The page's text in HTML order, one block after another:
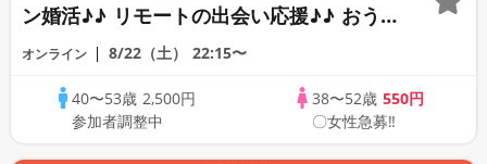
ン婚活♪♪ リモートの出会い応援♪♪ おう
ちで乾杯しませんか♪♪ ☆全国の方が対象
PARTY!!
オンライン 8/22（土） 22:15〜
40〜53歳 2,500円
参加者調整中
38〜52歳 550円
〇女性急募‼